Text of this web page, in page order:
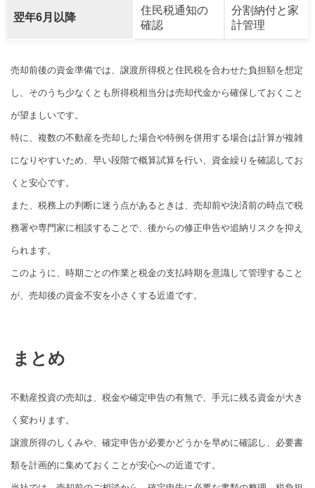
翌年6月以降
住民税通知の
確認
分割納付と家
計管理
売却前後の資金準備では、譲渡所得税と住民税を合わせた負担額を想定
し、そのうち少なくとも所得税相当分は売却代金から確保しておくこと
が望ましいです。
特に、複数の不動産を売却した場合や特例を併用する場合は計算が複雑
になりやすいため、早い段階で概算試算を行い、資金繰りを確認してお
くと安心です。
また、税務上の判断に迷う点があるときは、売却前や決済前の時点で税
務署や専門家に相談することで、後からの修正申告や追納リスクを抑え
られます。
このように、時期ごとの作業と税金の支払時期を意識して管理すること
が、売却後の資金不安を小さくする近道です。
まとめ
不動産投資の売却は、税金や確定申告の有無で、手元に残る資金が大き
く変わります。
譲渡所得のしくみや、確定申告が必要かどうかを早めに確認し、必要書
類を計画的に集めておくことが安心への近道です。